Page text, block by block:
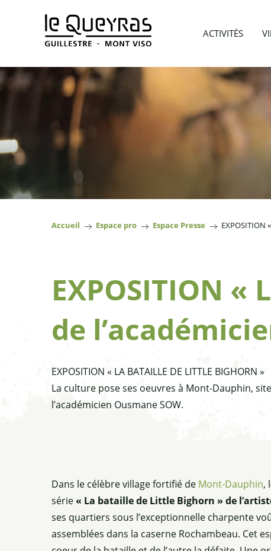
ACTIVITÉS
Accueil Espace pro Espace Presse EXPOSITION
EXPOSITION «
de
EXPOSITION « LA BATAILLE DE LITTLE BIGHORN »
La culture pose ses oeuvres à Mont-Dauphin,
l’académicien Ousmane SOW.
Dans le célèbre village fortifié de Mont-Dauphin,
série« La bataille de Little Bighorn » de
ses quartiers sous l’exceptionnelle charpente
assemblées dans la caserne Rochambeau. Cet